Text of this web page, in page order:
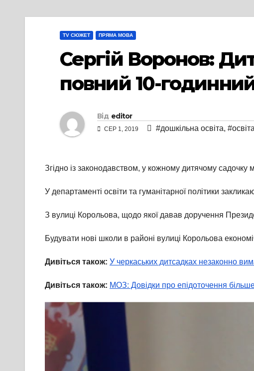
TV СЮЖЕТ ПРЯМА МОВА
Сергій Воронов:
повний 10-
Від editor
СЕР 1, 2019 #дошкільна освіта, #освіта
Згідно із законодавством, у кожному дитячому
У департаменті освіти та гуманітарної політики
З вулиці Корольова, щодо якої давав доручення
Будувати нові школи в районі вулиці Корольова
Дивіться також: У черкаських дитсадках незаконно
Дивіться також: МОЗ: Довідки про епідоточення більше